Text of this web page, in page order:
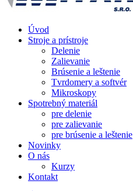
Úvod
Stroje a prístroje
Delenie
Zalievanie
Brúsenie a leštenie
Tvrdomery a softvér
Mikroskopy
Spotrebný materiál
pre delenie
pre zalievanie
pre brúsenie a leštenie
Novinky
O nás
Kurzy
Kontakt